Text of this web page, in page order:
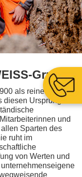
Gruppe
als reines
Ursprüngen
und
Sparten des
ruht im
von Werten und